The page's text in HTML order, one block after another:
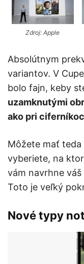
Zdroj: Apple
Absolútnym
variantov. V
bolo fajn, keby
uzamknutými
ako pri
Môžete mať teda
vyberiete, na
vám navrhne
Toto je veľký
Nové typy